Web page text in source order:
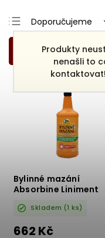
Produkty
nenašli to
Doporučujeme
Nejdražší
Nejprodávanější
Abecedně
Bylinné mazání
Absorbine Liniment
Skladem (1 ks)
662 Kč